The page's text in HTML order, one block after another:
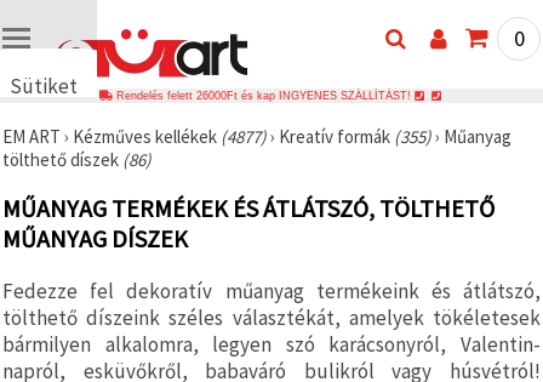
Sütiket
🍪 Cookie-
kat és
technológiákat
használunk
annak
hogy
biztosítsuk
a weboldal
megfelelő
működését,
0
Rendelés felett 26000Ft és kap INGYENES SZÁLLÍTÁST!
EM ART › Kézműves kellékek (4877)› Kreatív formák (355)› Műanyag
tölthető díszek (86)
MŰANYAG TERMÉKEK ÉS ÁTLÁTSZÓ, TÖLTHETŐ
MŰANYAG DÍSZEK
Fedezze fel dekoratív műanyag termékeink és átlátszó,
tölthető díszeink széles választékát, amelyek tökéletesek
bármilyen alkalomra, legyen szó karácsonyról, Valentin-
napról, esküvőkről, babaváró bulikról vagy húsvétról!